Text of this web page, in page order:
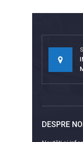
DESPRE